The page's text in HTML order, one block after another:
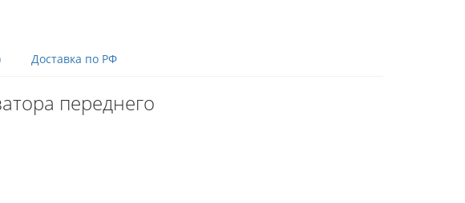
Доставка по РФ
переднего